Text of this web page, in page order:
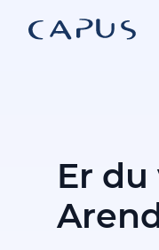
innhold
Er